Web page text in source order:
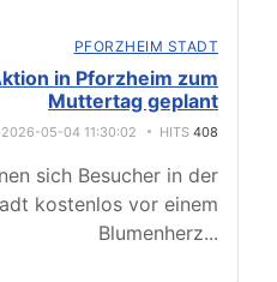
PFORZHEIM STADT
in Pforzheim zum
Muttertag geplant
2026-05-04 11:30:02 HITS 408
sich Besucher in der
kostenlos vor einem
Blumenherz...